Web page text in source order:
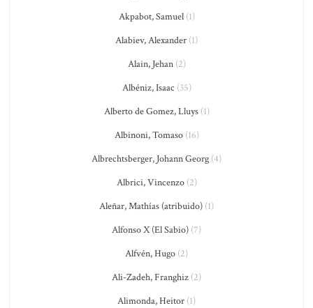
Akpabot, Samuel(1)
Alabiev, Alexander (1)
Alain, Jehan(2)
Albéniz, Isaac (35)
Alberto de Gomez, Lluys(1)
Albinoni, Tomaso(16)
Albrechtsberger, Johann Georg (4)
Albrici, Vincenzo(2)
Aleñar, Mathías (atribuido) (1)
Alfonso X (El Sabio) (7)
Alfvén, Hugo (2)
Ali-Zadeh, Franghiz (2)
Alimonda, Heitor (1)